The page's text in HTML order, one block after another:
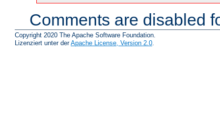
Comments are disabled
Copyright 2020 The Apache Software Foundation.
Lizenziert unter derApache License, Version 2.0